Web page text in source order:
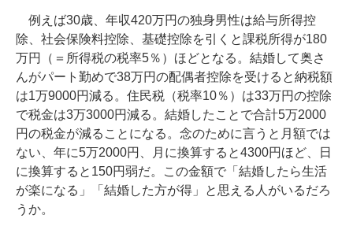
例えば30歳、年収420万円の独身男性は給与所得控
除、社会保険料控除、基礎控除を引くと課税所得が180
万円（＝所得税の税率5％）ほどとなる。結婚して奥さ
んがパート勤めで38万円の配偶者控除を受けると納税額
は1万9000円減る。住民税（税率10％）は33万円の控除
で税金は3万3000円減る。結婚したことで合計5万2000
円の税金が減ることになる。念のために言うと月額では
ない、年に5万2000円、月に換算すると4300円ほど、日
に換算すると150円弱だ。この金額で「結婚したら生活
が楽になる」「結婚した方が得」と思える人がいるだろ
うか。